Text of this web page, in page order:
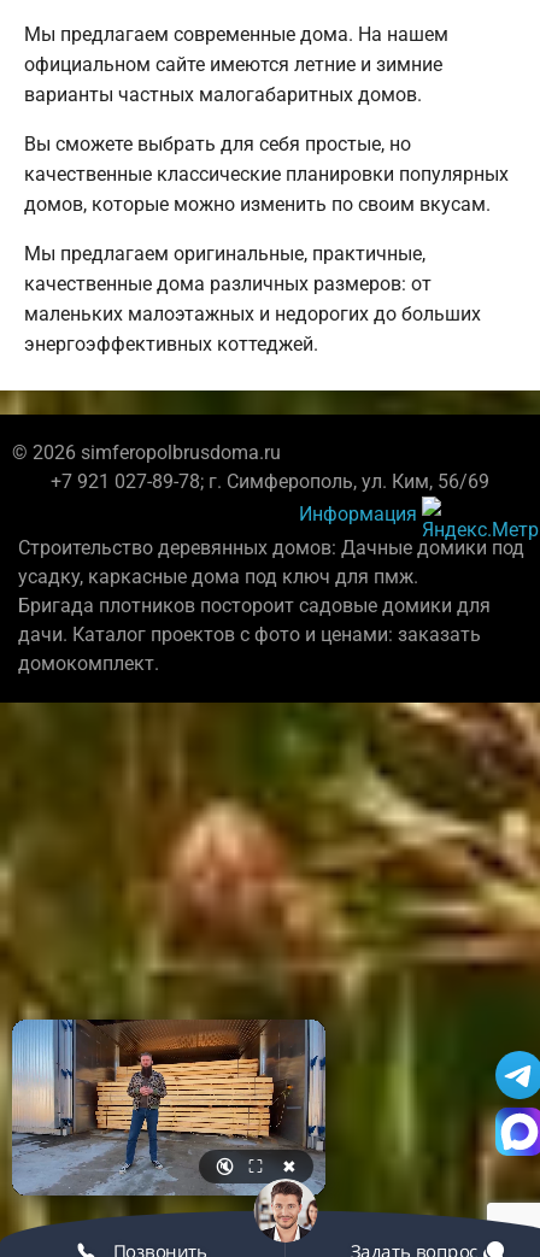
Мы предлагаем современные дома. На нашем
официальном сайте имеются летние и зимние
варианты частных малогабаритных домов.
Вы сможете выбрать для себя простые, но
качественные классические планировки популярных
домов, которые можно изменить по своим вкусам.
Мы предлагаем оригинальные, практичные,
качественные дома различных размеров: от
маленьких малоэтажных и недорогих до больших
энергоэффективных коттеджей.
© 2026 simferopolbrusdoma.ru
+7 921 027-89-78; г. Симферополь, ул. Ким, 56/69
Информация
Строительство деревянных домов: Дачные домики под
усадку, каркасные дома под ключ для пмж.
Бригада плотников постороит садовые домики для
дачи. Каталог проектов с фото и ценами: заказать
домокомплект.
🔇 ⛶ ✖
Позвонить Задать вопрос